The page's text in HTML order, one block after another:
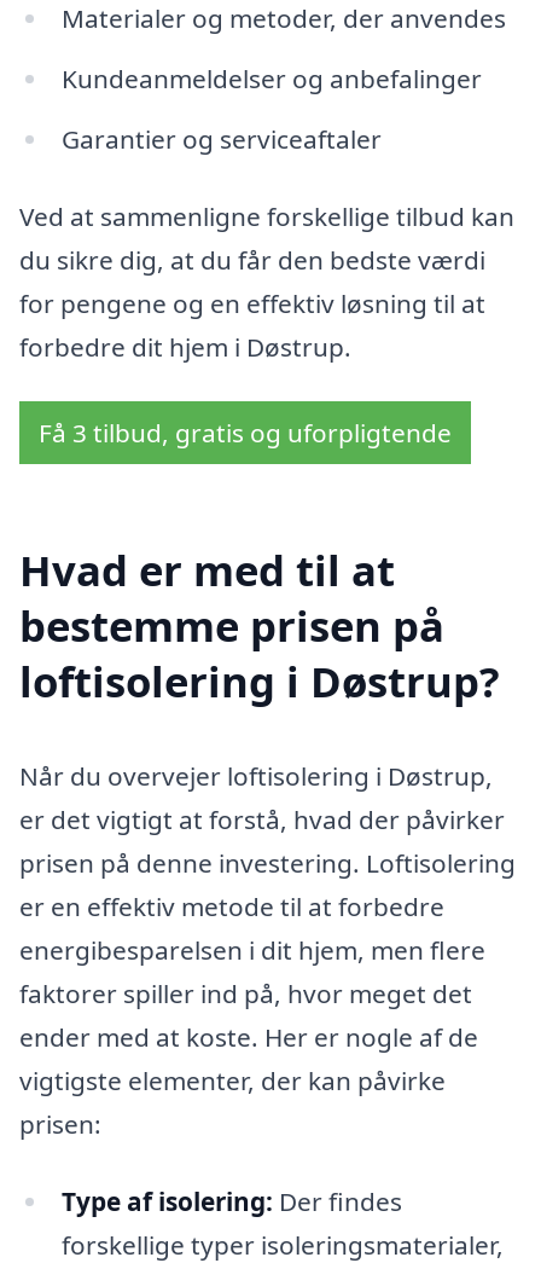
Materialer og metoder, der anvendes
Kundeanmeldelser og anbefalinger
Garantier og serviceaftaler
Ved at sammenligne forskellige tilbud kan
du sikre dig, at du får den bedste værdi
for pengene og en effektiv løsning til at
forbedre dit hjem i Døstrup.
Få 3 tilbud, gratis og uforpligtende
Hvad er med til at
bestemme prisen på
loftisolering i Døstrup?
Når du overvejer loftisolering i Døstrup,
er det vigtigt at forstå, hvad der påvirker
prisen på denne investering. Loftisolering
er en effektiv metode til at forbedre
energibesparelsen i dit hjem, men flere
faktorer spiller ind på, hvor meget det
ender med at koste. Her er nogle af de
vigtigste elementer, der kan påvirke
prisen:
Type af isolering: Der findes
forskellige typer isoleringsmaterialer,